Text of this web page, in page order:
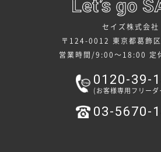
セイズ株式会社
〒124-0012 東京都葛飾
営業時間/9:00～18:00 定
0120-39-
(お客様専用フリーダ
03-5670-